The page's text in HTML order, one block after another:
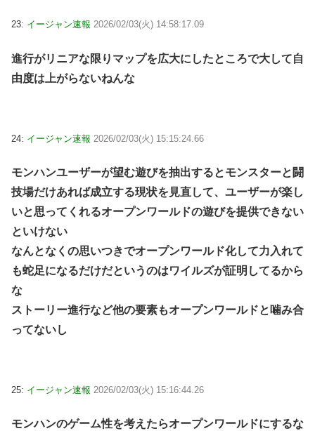
23: イージャン速報 2026/02/03(火) 14:58:17.09
進行がリニアな限りマップを広大にしたところで大して自
由度は上がらないねんな
24: イージャン速報 2026/02/03(火) 15:15:24.66
モンハンユーザーが望む遊びを抽出するとモンスターと闘
技場だけあれば成立する現状を見直して、ユーザーが楽し
いと思ってくれるオープンワールドの遊びを提供できない
といけない
なんとなくの思いつきでオープンワールド化して力入れて
も蛇足になるだけだというのはワイルズが証明してるから
な
ストーリー進行など他の要素もオープンワールドと噛み合
ってないし
25: イージャン速報 2026/02/03(火) 15:16:44.26
モンハンのゲーム性を考えたらオープンワールドにするな